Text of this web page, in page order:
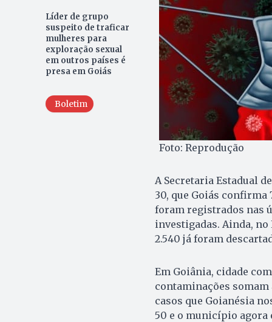
Líder de grupo
suspeito de traficar
mulheres para
exploração sexual
em outros países é
presa em Goiás
Boletim
Foto: Reprodução
A Secretaria Estadual
30, que Goiás confirma
foram registrados nas
investigadas. Ainda, no
2.540 já foram
Em Goiânia, cidade
contaminações somam
casos que Goianésia
50 e o município agora